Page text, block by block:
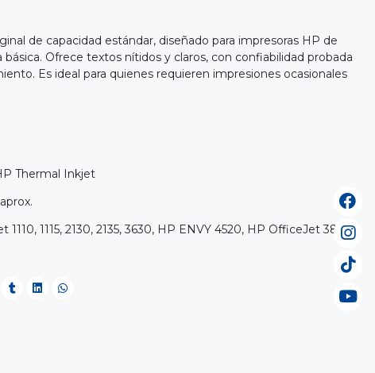
de capacidad estándar, diseñado para impresoras HP de
Ofrece textos nítidos y claros, con confiabilidad probada
Es ideal para quienes requieren impresiones ocasionales
Thermal Inkjet
1115, 2130, 2135, 3630, HP ENVY 4520, HP OfficeJet 3830